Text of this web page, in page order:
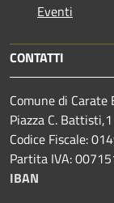
Eventi
CONTATTI
Comune di Carate
Piazza C.
Codice Fiscale:
Partita IVA:
IBAN